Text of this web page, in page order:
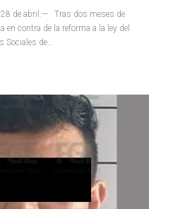
28 de abril.— Tras dos meses de
contra de la reforma a la ley del
Sociales de…